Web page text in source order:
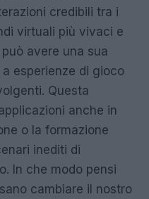
credibili tra i
virtuali più vivaci e
avere una sua
esperienze di gioco
Questa
anche in
o la formazione
inediti di
In che modo pensi
cambiare il nostro